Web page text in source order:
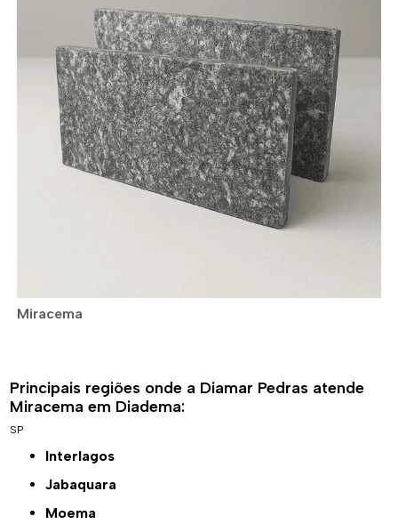
Miracema
Principais regiões onde a Diamar Pedras atende
Miracema em Diadema:
SP
Interlagos
Jabaquara
Moema